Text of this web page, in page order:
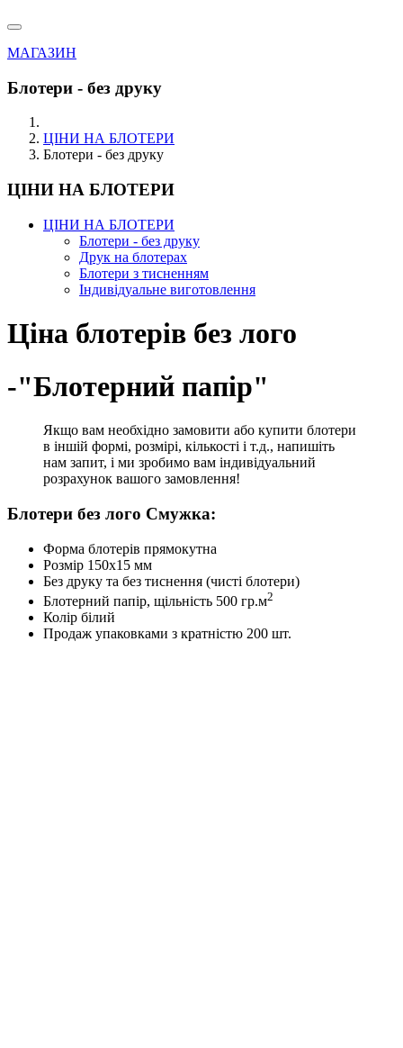
МАГАЗИН
Блотери - без друку
ЦІНИ НА БЛОТЕРИ
Блотери - без друку
ЦІНИ НА БЛОТЕРИ
ЦІНИ НА БЛОТЕРИ
Блотери - без друку
Друк на блотерах
Блотери з тисненням
Індивідуальне виготовлення
Ціна блотерів без лого
-"Блотерний папір"
Якщо вам необхідно замовити або купити блотери
в іншій формі, розмірі, кількості і т.д., напишіть
нам запит, і ми зробимо вам індивідуальний
розрахунок вашого замовлення!
Блотери без лого Смужка:
Форма блотерів прямокутна
Розмір 150х15 мм
Без друку та без тиснення (чисті блотери)
Блотерний папір, щільність 500 гр.м2
Колір білий
Продаж упаковками з кратністю 200 шт.